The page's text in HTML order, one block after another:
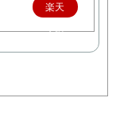
楽天
で購
入